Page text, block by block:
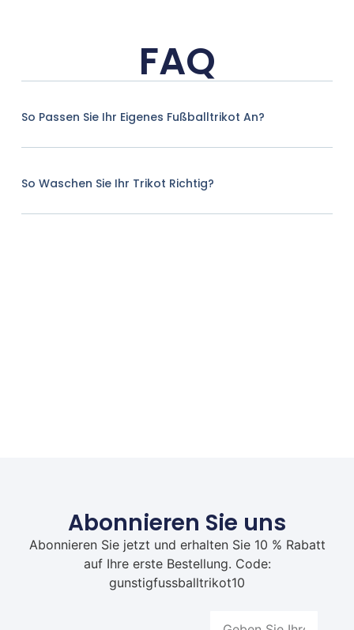
FAQ
So Passen Sie Ihr Eigenes Fußballtrikot An?
So Waschen Sie Ihr Trikot Richtig?
Abonnieren Sie uns
Abonnieren Sie jetzt und erhalten Sie 10 % Rabatt
auf Ihre erste Bestellung. Code:
gunstigfussballtrikot10